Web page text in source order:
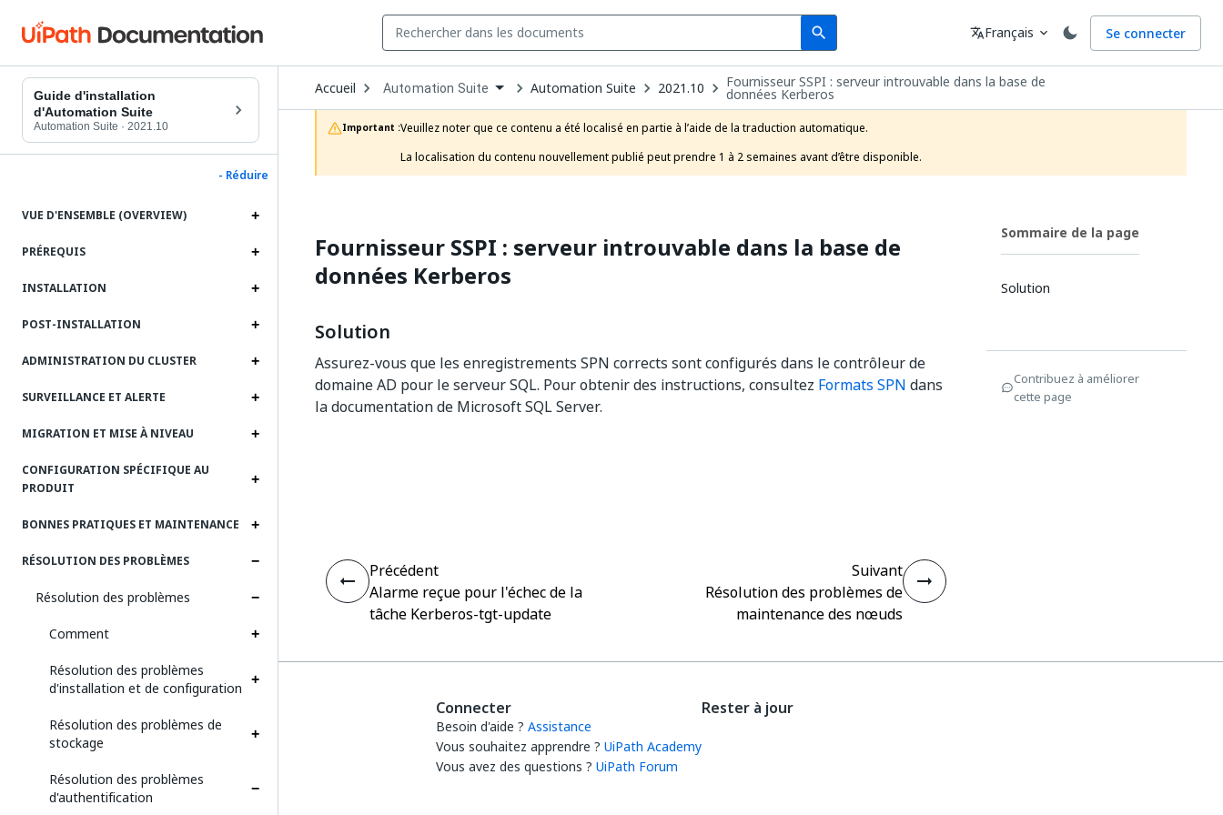
search
Search Langue
translateFrançais expand_more Se connecter
Guide d'installation
d'Automation Suite
Automation Suite · 2021.10
- Réduire
VUE D'ENSEMBLE (OVERVIEW)
PRÉREQUIS
INSTALLATION
POST-INSTALLATION
ADMINISTRATION DU CLUSTER
SURVEILLANCE ET ALERTE
MIGRATION ET MISE À NIVEAU
CONFIGURATION SPÉCIFIQUE AU
PRODUIT
BONNES PRATIQUES ET MAINTENANCE
RÉSOLUTION DES PROBLÈMES
Résolution des problèmes
Comment
Résolution des problèmes
d'installation et de configuration
Résolution des problèmes de
stockage
Résolution des problèmes
d'authentification
Accueil Open
Dropdown
to
choose
product
Automation Suite Automation Suite 2021.10 Fournisseur SSPI : serveur introuvable dans la base de
données Kerberos
Important :Veuillez noter que ce contenu a été localisé en partie à l’aide de la traduction automatique.
La localisation du contenu nouvellement publié peut prendre 1 à 2 semaines avant d’être disponible.
Fournisseur SSPI : serveur introuvable dans la base de
données Kerberos
Solution
Assurez-vous que les enregistrements SPN corrects sont configurés dans le contrôleur de
domaine AD pour le serveur SQL. Pour obtenir des instructions, consultez Formats SPN dans
la documentation de Microsoft SQL Server.
Sommaire de la page
Solution
Contribuez à améliorer
cette page
Précédent
Alarme reçue pour l'échec de la
tâche Kerberos-tgt-update
Suivant
Résolution des problèmes de
maintenance des nœuds
Connecter
Besoin d'aide ? Assistance
Vous souhaitez apprendre ? UiPath Academy
Vous avez des questions ? UiPath Forum
Rester à jour